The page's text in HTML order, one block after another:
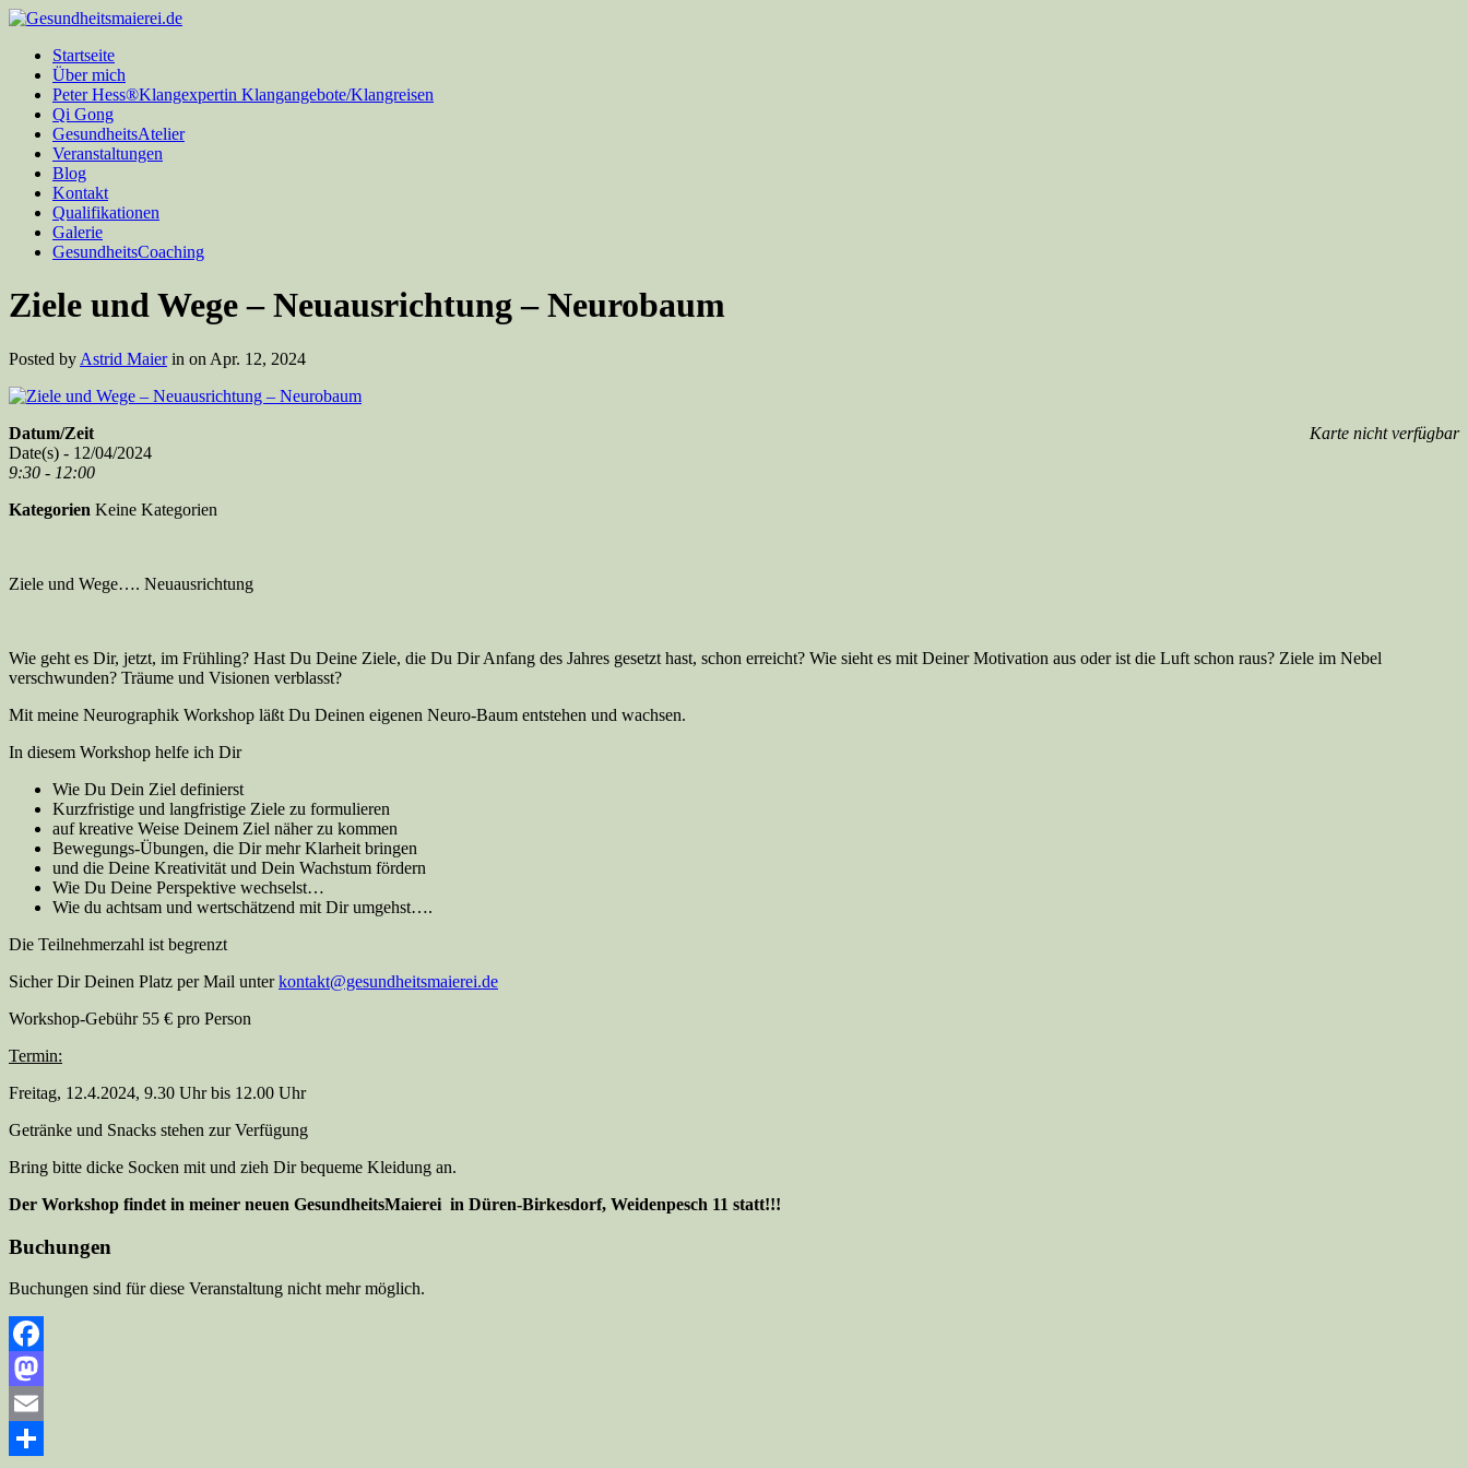
Startseite
Über mich
Peter Hess®Klangexpertin Klangangebote/Klangreisen
Qi Gong
GesundheitsAtelier
Veranstaltungen
Blog
Kontakt
Qualifikationen
Galerie
GesundheitsCoaching
Ziele und Wege – Neuausrichtung – Neurobaum
Posted by Astrid Maierin on Apr. 12, 2024
Karte nicht verfügbar
Datum/Zeit
Date(s) - 12/04/2024
9:30 - 12:00
Kategorien Keine Kategorien
Ziele und Wege…. Neuausrichtung
Wie geht es Dir, jetzt, im Frühling? Hast Du Deine Ziele, die Du Dir Anfang des Jahres gesetzt hast, schon erreicht? Wie sieht es mit Deiner Motivation aus oder ist die Luft schon raus? Ziele im Nebel
verschwunden? Träume und Visionen verblasst?
Mit meine Neurographik Workshop läßt Du Deinen eigenen Neuro-Baum entstehen und wachsen.
In diesem Workshop helfe ich Dir
Wie Du Dein Ziel definierst
Kurzfristige und langfristige Ziele zu formulieren
auf kreative Weise Deinem Ziel näher zu kommen
Bewegungs-Übungen, die Dir mehr Klarheit bringen
und die Deine Kreativität und Dein Wachstum fördern
Wie Du Deine Perspektive wechselst…
Wie du achtsam und wertschätzend mit Dir umgehst….
Die Teilnehmerzahl ist begrenzt
Sicher Dir Deinen Platz per Mail unterkontakt@gesundheitsmaierei.de
Workshop-Gebühr 55 € pro Person
Termin:
Freitag, 12.4.2024, 9.30 Uhr bis 12.00 Uhr
Getränke und Snacks stehen zur Verfügung
Bring bitte dicke Socken mit und zieh Dir bequeme Kleidung an.
Der Workshop findet in meiner neuen GesundheitsMaierei in Düren-Birkesdorf, Weidenpesch 11 statt!!!
Buchungen
Buchungen sind für diese Veranstaltung nicht mehr möglich.
Facebook
Mastodon
Email